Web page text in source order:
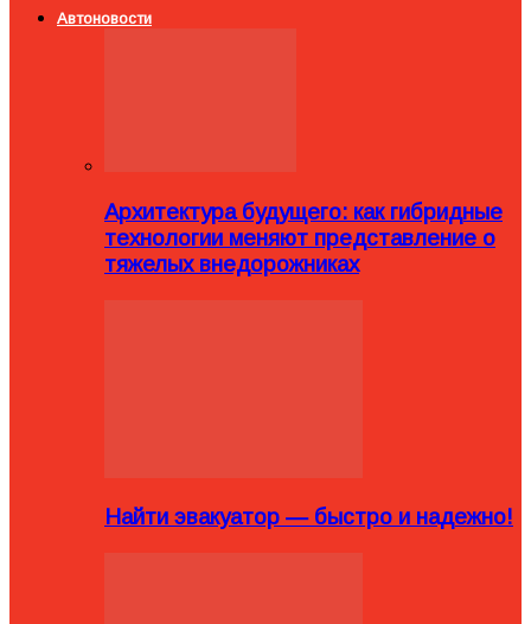
Автоновости
Архитектура будущего: как гибридные
технологии меняют представление о
тяжелых внедорожниках
Найти эвакуатор — быстро и надежно!